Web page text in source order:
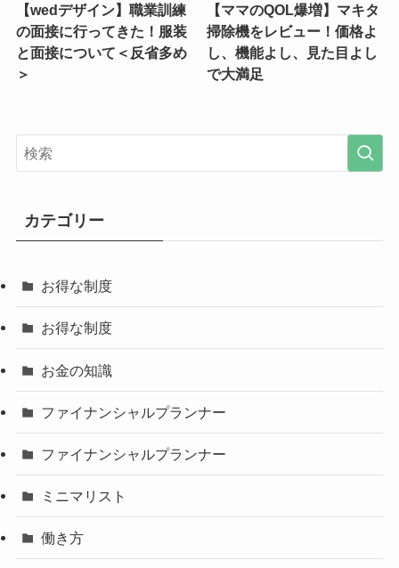
【wedデザイン】職業訓練
の面接に行ってきた！服装
と面接について＜反省多め
＞
【ママのQOL爆増】マキタ
掃除機をレビュー！価格よ
し、機能よし、見た目よし
で大満足
カテゴリー
お得な制度
お得な制度
お金の知識
ファイナンシャルプランナー
ファイナンシャルプランナー
ミニマリスト
働き方